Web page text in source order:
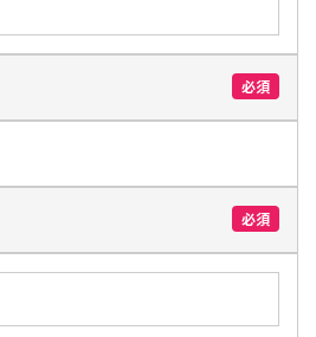
必須
必須